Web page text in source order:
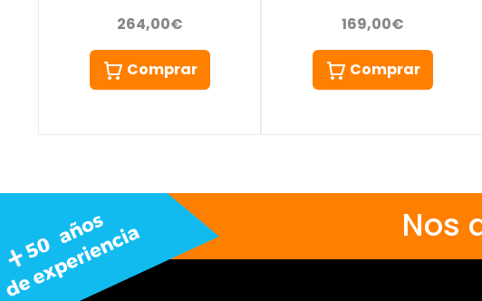
264,00€
Comprar
169,00€
Comprar
Nos